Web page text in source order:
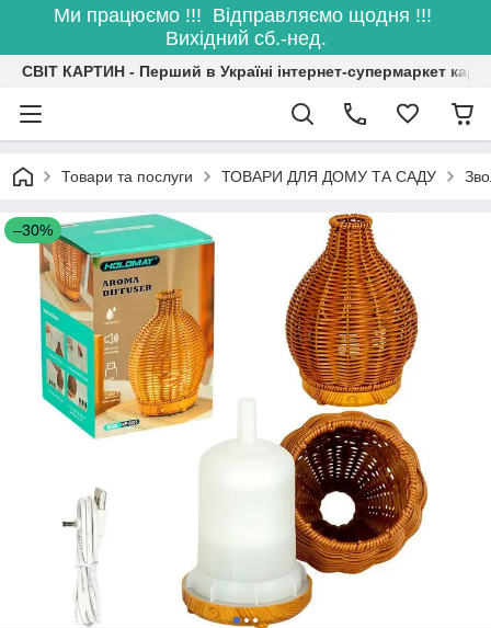
Ми працюємо !!! Відправляємо щодня !!!
Вихідний сб.-нед.
СВІТ КАРТИН - Перший в Україні інтернет-супермаркет
Товари та послуги ТОВАРИ ДЛЯ ДОМУ ТА САДУ
–30%